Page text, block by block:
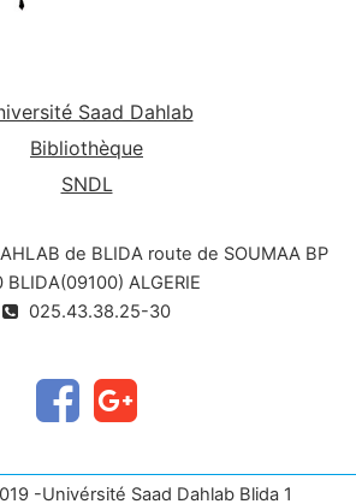
Saad Dahlab
Bibliothèque
SNDL
de BLIDA route de SOUMAA BP
BLIDA(09100) ALGERIE
025.43.38.25-30
-Univérsité Saad Dahlab Blida 1